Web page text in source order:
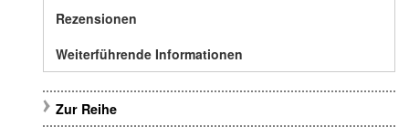
Rezensionen
Weiterführende Informationen
Zur Reihe